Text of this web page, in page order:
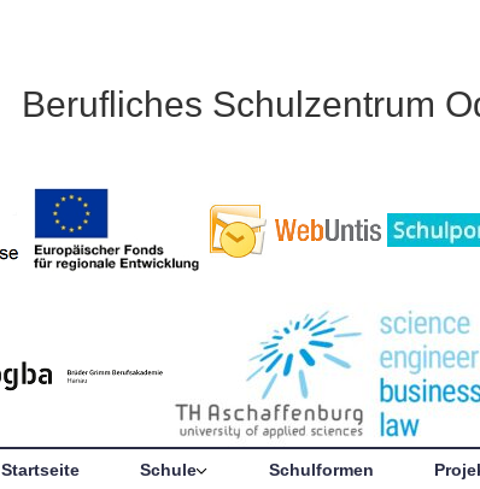
Berufliches Schulzentrum
Startseite Schule Schulformen